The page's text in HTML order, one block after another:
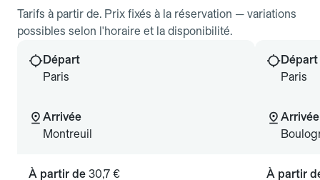
Tarifs à partir de. Prix fixés à la réservation — variations
possibles selon l'horaire et la disponibilité.
Départ
Paris
Arrivée
Montreuil
À partir de 30,7 €
Départ
Paris
Arrivée
À partir